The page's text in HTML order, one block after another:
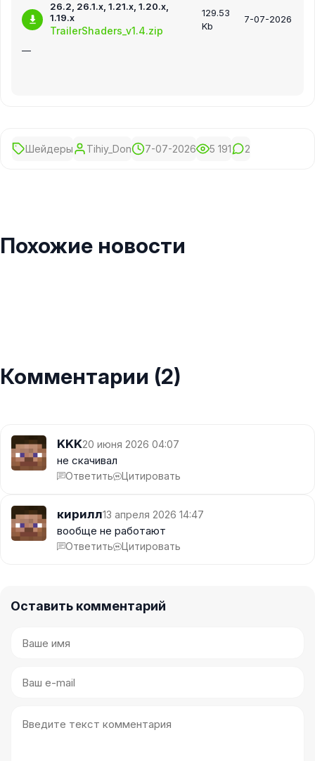
26.2, 26.1.x, 1.21.x, 1.20.x,
1.19.x
TrailerShaders_v1.4.zip
—
129.53
Kb
7-07-2026
Шейдеры Tihiy_Don 7-07-2026 5 191 2
Похожие новости
Комментарии (2)
KKK20 июня 2026 04:07
не скачивал
Ответить Цитировать
кирилл13 апреля 2026 14:47
вообще не работают
Ответить Цитировать
Оставить комментарий